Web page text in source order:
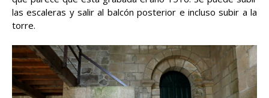
las escaleras y salir al balcón posterior e incluso subir a la
torre.